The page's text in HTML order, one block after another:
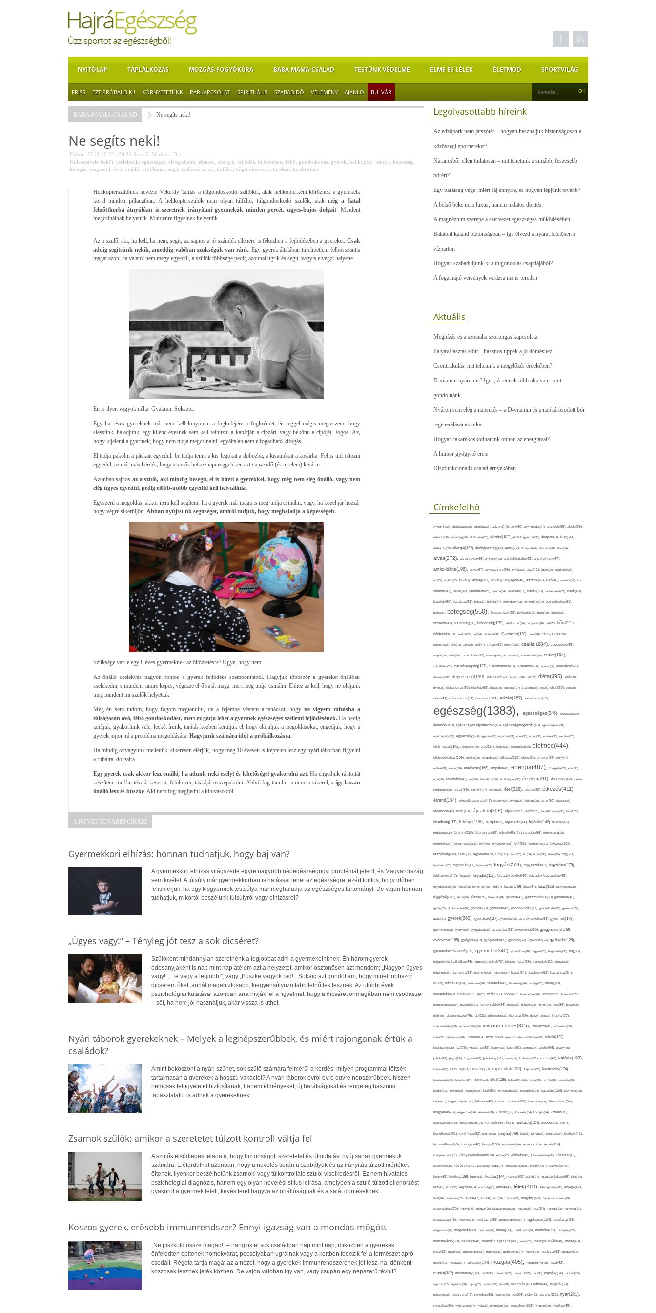
NYITÓLAP TÁPLÁLKOZÁS MOZGÁS-FOGYÓKÚRA BABA-MAMA-CSALÁD TESTÜNK VÉDELME ELME ÉS LÉLEK ÉLETMÓD SPORTVILÁG
FRISS EZT PRÓBÁLD KI! KÖRNYEZETÜNK PÁRKAPCSOLAT SPIRITUÁLIS SZABADIDŐ VÉLEMÉNY AJÁNLÓ BULVÁR
BABA-MAMA-CSALÁD Ne segíts neki!
Ne segíts neki!
Dátum: 2019.10.22., 20:20 Szerző: Martinka Dia
Kulcsszavak: beköt, cselekszik egészséges, elfogadható elpakol energia fejlődés, felbosszant, féltő gondolkodás, gyerek helikopter, irányít, képesség
kifogás, megtanul óvó önálló probléma. segít, szellemi szülő túlféltő túlgondoskodó türelem türelmetlen
Helikopterszülőnek nevezte Vekerdy Tamás a túlgondoskodó szülőket, akik helikopterként köröznek a gyerekeik
körül minden pillanatban. A helikopterszülők nem olyan túlféltő, túlgondoskodó szülők, akik még a fiatal
felnőttkorba átnyúlóan is szeretnék irányítani gyermekük minden percét, ügyes-bajos dolgait . Mindent
megcsinálnak helyettük. Mindenre figyelnek helyettük.
Az a szülő, aki, ha kell, ha nem, segít, az sajnos a jó szándék ellenére is fékezheti a fejlődésében a gyereket. Csak
addig segítsünk nekik, ameddig valóban szükségük van ránk.Egy gyerek általában türelmetlen, felbosszantja
magát azon, ha valami nem megy egyedül, a szülők többsége pedig azonnal ugrik és segít, vagyis elvégzi helyette.
Én is ilyen vagyok néha. Gyakran. Sokszor.
Egy hat éves gyereknek már nem kell kinyomni a fogkeféjére a fogkrémet, én reggel mégis megteszem, hogy
siessünk, haladjunk, egy kilenc évesnek sem kell felhúzni a kabátján a cipzárt, vagy bekötni a cipőjét. Jogos. Az,
hogy kijelenti a gyermek, hogy nem tudja megcsinálni, egyáltalán nem elfogadható kifogás.
El tudja pakolni a játékait egyedül, be tudja tenni a kis legokat a dobozba, a kisautókat a kosárba. Fel is tud öltözni
egyedül, az már más kérdés, hogy a sietős hétköznapi reggeleken ezt van-e idő (és türelem) kivárni.
Azonban sajnos az a szülő, aki mindig besegít, el is hiteti a gyerekkel, hogy még nem elég önálló, vagy nem
elég ügyes egyedül, pedig előbb-utóbb egyedül kell helytállnia.
Egyszerű a megoldás: akkor nem kell segíteni, ha a gyerek már maga is meg tudja csinálni, vagy, ha közel jár hozzá,
hogy végre sikerüljön. Abban nyújtsunk segítséget, amiről tudjuk, hogy meghaladja a képességeit.
Szüksége van-e egy 8 éves gyermeknek az öltöztetésre? Ugye, hogy nem.
Az önálló cselekvés nagyon fontos a gyerek fejlődése szempontjából. Hagyjuk többször a gyereket önállóan
cselekedni, s mindent, amire képes, végezze el ő saját maga, mert meg tudja csinálni. Ehhez az kell, hogy ne oldjunk
meg mindent mi szülők helyettük.
Még én sem tudom, hogy fogom megtanulni, de a fejembe véstem a tanácsot, hogyne vigyem túlzásba a
túlságosan óvó, féltő gondoskodást, mert ez gátja lehet a gyermek egészséges szellemi fejlődésének.Ha pedig
tanítjuk, gyakorlunk vele, leckét írunk, tanítás közben kerüljük el, hogy eláruljuk a megoldásokat, engedjük, hogy a
gyerek jöjjön rá a probléma megoldására. Hagyjunk számára időt a próbálkozásra.
Ha mindig ottvagyunk mellettük, sikeresen elérjük, hogy még 10 évesen is képtelen lesz egy nyári táborban figyelni
a ruháira, dolgaira.
Egy gyerek csak akkor lesz önálló, ha adunk neki esélyt és lehetőséget gyakorolni azt. Ha engedjük rántottát
készíteni, muffin tésztát keverni, felöltözni, táskáját összepakolni. Abból fog tanulni, ami nem sikerül, s így lassan
önálló lesz és büszke. Aki nem fog megijedni a kihívásoktól.
A ROVAT TOVÁBBI CIKKEI
Gyermekkori elhízás: honnan tudhatjuk, hogy baj van?
A gyermekkori elhízás világszerte egyre nagyobb népegészségügyi problémát jelent, és Magyarország
sem kivétel. A túlsúly már gyermekkorban is hatással lehet az egészségre, ezért fontos, hogy időben
felismerjük, ha egy kisgyermek testsúlya már meghaladja az egészséges tartományt. De vajon honnan
tudhatjuk, mikortól beszélünk túlsúlyról vagy elhízásról?
„Ügyes vagy!” – Tényleg jót tesz a sok dicséret?
Szülőként mindannyian szeretnénk a legjobbat adni a gyermekeinknek. Én három gyerek
édesanyjaként is nap mint nap átélem azt a helyzetet, amikor ösztönösen azt mondom: „Nagyon ügyes
vagy!”, „Te vagy a legjobb!”, vagy „Büszke vagyok rád!”. Sokáig azt gondoltam, hogy minél többször
dicsérem őket, annál magabiztosabb, kiegyensúlyozottabb felnőttek lesznek. Az utóbbi évek
pszichológiai kutatásai azonban arra hívják fel a figyelmet, hogy a dicséret önmagában nem csodaszer
– sőt, ha nem jól használjuk, akár vissza is üthet.
Nyári táborok gyerekeknek – Melyek a legnépszerűbbek, és miért rajonganak értük a
családok?
Amint beköszönt a nyári szünet, sok szülő számára felmerül a kérdés: milyen programmal töltsék
tartalmasan a gyerekek a hosszú vakációt? A nyári táborok évről évre egyre népszerűbbek, hiszen
nemcsak felügyeletet biztosítanak, hanem élményeket, új barátságokat és rengeteg hasznos
tapasztalatot is adnak a gyerekeknek.
Zsarnok szülők: amikor a szeretetet túlzott kontroll váltja fel
A szülők elsődleges feladata, hogy biztonságot, szeretetet és útmutatást nyújtsanak gyermekük
számára. Előfordulhat azonban, hogy a nevelés során a szabályok és az irányítás túlzott mértéket
öltenek. Ilyenkor beszélhetünk zsarnoki vagy túlkontrolláló szülői viselkedésről. Ez nem hivatalos
pszichológiai diagnózis, hanem egy olyan nevelési stílus leírása, amelyben a szülő túlzott ellenőrzést
gyakorol a gyermek felett, kevés teret hagyva az önállóságnak és a saját döntéseknek.
Koszos gyerek, erősebb immunrendszer? Ennyi igazság van a mondás mögött
„Ne piszkold össze magad!” – hangzik el sok családban nap mint nap, miközben a gyerekek
önfeledten építenek homokvárat, pocsolyában ugrálnak vagy a kertben fedezik fel a természet apró
csodáit. Régóta tartja magát az a nézet, hogy a gyerekek immunrendszerének jót tesz, ha időnként
koszosak lesznek játék közben. De vajon valóban így van, vagy csupán egy népszerű tévhit?
Legolvasottabb híreink
Az edzőpark nem játszótér – hogyan használjuk biztonságosan a
közösségi sporttereket?
Narancsbőr ellen tudatosan – mit tehetünk a simább, feszesebb
bőrért?
Egy barátság vége: miért fáj ennyire, és hogyan lépjünk tovább?
A belső béke nem luxus, hanem tudatos döntés
A magnézium szerepe a szervezet egészséges működésében
Balatoni kaland biztonságban – így élvezd a nyarat felelősen a
vízparton
Hogyan szabaduljunk ki a túlgondolás csapdájából?
A fogathajtó versenyek varázsa ma is töretlen
Aktuális
Meghízás és a szociális szorongás kapcsolata
Pályaválasztás előtt – hasznos tippek a jó döntéshez
Csontritkulás: mit tehetünk a megelőzés érdekében?
D-vitamin nyáron is? Igen, és ennek több oka van, mint
gondolnánk
Nyáron sem elég a napsütés – a D-vitamin és a napkárosodott bőr
regenerálásának titkai
Hogyan takarékoskodhatunk otthon az energiával?
A humor gyógyító ereje
Diszfunkcionális család árnyékában
Címkefelhő
A-vitamin(36), adalékanyag(28), adomány(26), advent(40), agy(80), agyműködés(27), ajándék(95), akció(39),
aktivitás(30), alapanyag(30), alkalmazás(28), alkohol(182), alkoholfogyasztás(36), állapot(43), állat(54),
állattartás(33), allergia(122), állóképesség(42), Alma(72), almaecet(26), aloe vera(33), álom(34),
alvás(272), alvászavar(66), aminosav(33), antibakteriális(42), antibiotikum(47),
antioxidáns(198), anya(67), anyagcsere(99), anyuka(27), apa(42), ápolás(29), applikáció(26),
arc(29), arcbőr(27), ásványi anyag(111), ásványi anyagok(40), asztma(47), autó(46), avokádó(36), B-
vitamin(41), baba(82), baktérium(89), balaton(34), baleset(51), banán(53), bántalmazás(24), barát(48),
barátok(50), barátság(58), béke(29), bélflóra(37), bélrendszer(33), bemelegítés(24), beszélgetés(61),
beteg(34), betegség(550), betegségek(39), bevásárlás(28), bicikli(25), biológia(25),
bizalom(41), biztonság(66), boldogság(125), bolt(31), bor(36), borogatás(28), böjt(27), bőr(221),
bőrápolás(70), brokkoli(29), buli(24), bűntudat(32), C-vitamin(120), cékla(28), cél(57), célok(30),
cigaretta(38), cikk(24), Cink(24), cipő(37), citrom(61), citromfű(26), család(284), csecsemő(45),
csípés(26), csoki(35), csokoládé(71), csomagolás(24), csont(33), csontritkulás(36), cukor(194),
cukorbeteg(25), cukorbetegség(137), cukormentes(69), D-vitamin(53), daganat(36), dekoráció(41),
demencia(34), depresszió(199), desszert(67), diagnózis(28), diák(24), diéta(395), dió(50),
divat(38), dohányzás(92), döntés(58), drága(26), duzzanat(27), E-vitamin(25), eb(26), ebéd(57), ecet(38),
édes(42), édesítőszer(43), édesség(141), edzés(267), edzőterem(42),
egészség(1383), egészséges(246), egészséges
életmód(100), egészséges táplálkozás(45), egészségmegőrzés(43), egészségtelen(32),
egészségügy(27), egyensúly(63), egyetem(30), egyszerű(31), éhes(30), éhség(38), éjszaka(33), ekcéma(26),
élelmiszer(142), elengedés(29), élet(114), életkor(30), életminőség(30), életmód(444),
életmódváltás(109), életvitel(28), elfogadás(30), elhízás(110), elme(93), élmény(55), előny(37),
elvárás(32), ember(38), emésztés(166), empátia(43), energia(487), Energiaital(29), eper(30),
erdő(36), eredmény(47), erő(36), érrendszer(36), érzékenység(36), érzelem(211), érzelmek(42), érzelmi
intelligencia(28), érzés(39), esemény(27), eszköz(28), étel(228), ételek(39), étkezés(411),
étrend(194), étrendkiegészítő(47), étterem(24), étvágy(34), Európa(28), evés(92), évszak(28),
facebook(42), fahéj(43), fájdalom(308), fájdalomcsillapító(39), fáradékonyság(30), fáradt(28),
fáradtság(117), fehérje(198), fejfájás(93), fejlesztés(44), fejlődés(142), feladat(46),
feldolgozás(24), félelem(115), felelősség(62), felnőtt(66), felszívódás(56), féltékenység(26),
feltöltődés(29), fenntarthatóság(29), fény(36), fényvédelem(28), férfi(86), fertőtlenítés(31), fertőzés(101),
feszültség(82), fiatal(39), figyelem(69), film(111), finom(26), fitt(34), fittség(34), fizikai(25), fog(51),
fogadalom(25), fogmosás(41), fogorvos(24), fogyás(279), fogyasztás(67), fogyókúra(178),
fokhagyma(47), folsav(25), folyadék(119), folyadékbevitel(40), folyadékfogyasztás(45),
folyadékpótlás(29), fontos(25), forralt bor(26), Föld(27), főzés(149), friss(44), futás(132), futóverseny(32),
függőség(112), fürdő(26), fűszer(79), fűszerek(28), gabona(42), gasztronómia(58), genetika(45),
glutén(32), gluténmentes(34), gomba(53), gondolat(43), gondolkodás(71), gondoskodás(33), gyakorlat(29),
gyász(31), gyerek(260), gyerekek(117), gyerekkor(32), gyereknevelés(83), gyermek(179),
gyermekkor(36), gyertya(28), gyógyászat(36), gyógyítás(69), gyógymód(50), gyógynövény(149),
gyógyszer(165), gyógytea(40), gyógyulás(85), gyomor(62), Gyömbér(66), gyulladás(126),
gyulladáscsökkentő(102), gyümölcs(340), gyümölcslé(28), hagyma(28), hagyomány(36), haj(85),
hajápolás(36), hajhullás(44), hajmosás(24), hal(70), hála(25), halál(39), hangulat(112), hányás(25),
hányinger(25), harmónia(69), hasmenés(35), hasznos(24), hatás(84), hatékony(52), házasság(64),
házi(27), háziállat(48), házimunka(28), háztartás(43), hétköznap(24), hétvége(25), hideg(80),
hidratálás(69), higiénia(52), hit(26), hízás(77), hobbi(62), home office(26), hormon(79), hormonok(25),
hormonrendszer(24), hozzáállás(31), hőmérséklet(44), hőség(36), hulladék(33), humor(24), hús(86), húsvét(36),
hűtő(30), idegrendszer(75), idő(111), időbeosztás(32), időjárás(69), idős(24), illat(30), illóolaj(77),
immunerősítés(30), immunerősítő(36), immunrendszer(315), influenza(45), információ(33),
inger(29), intelligencia(28), internet(64), inzulin(42), inzulinrezisztencia(35), írás(27), iskola(123),
iskolakezdés(25), ital(75), ivás(27), íz(39), izgalom(27), izom(91), izomzat(24), ízület(54), járvány(35),
játék(89), jóga(56), Joghurt(67), jótékony(41), kaland(28), kalcium(71), kálium(50), kalória(193),
kamasz(30), kamilla(41), Kánikula(59), kapcsolat(209), káposzta(24), karácsony(174),
karácsonyfa(25), karantén(34), káros(53), kávé(125), keksz(29), kellemetlen(29), kenyér(32), képesség(28),
kérdés(31), kerékpár(25), keringés(26), kert(52), kertészkedés(26), készülődés(24), kezelés(166), kézmosás(28),
kiégés(25), kiegyensúlyozott(26), kihívás(43), kikapcsolódás(106), kimerültség(31), kirándulás(84),
kisgyerek(45), kisgyermek(34), kismama(38), kitartás(50), kockázat(34), kocogás(24), koffein(76),
koleszterin(76), koleszterinszint(24), kollagén(54), kommunikáció(124), koncentráció(94),
konditerem(51), konfliktus(52), kontroll(28), konyha(149), kór(25), kórház(29), kórokozó(24), kortizol(41),
kozmetikum(40), köhögés(40), könyv(106), könyvajánló(24), köret(30), környezet(116),
környezetbarát(31), környezetvédelem(78), köröm(27), kötődés(49), következmény(33), közérzet(43),
közlekedés(26), közösség(71), közösségi média(27), közösségi oldal(38), kreatív(34), kreativitás(79),
krém(62), kritika(139), kultúra(36), kutatás(144), kutya(100), külföld(27), kütyü(33), lakás(65), látás(34),
láz(42), lazac(24), légzés(49), lehetőség(25), lekvár(41), lélek(408), lelki egészség(33), levegő(42),
levél(28), Levendula(32), leves(47), lista(32), liszt(36), macska(33), magány(42), magas vérnyomás(28),
magnézium(70), magvak(25), magyar(25), Magyarország(28), magzat(25), máj(60), mandula(33), marketing(31),
masszázs(45), medence(24), meditáció(89), megbetegedés(24), megelőzés(164), megfázás(89),
meglepetés(28), megoldás(89), melatonin(29), meleg(74), mellékhatás(24), memória(72), mennyiség(26),
menstruáció(50), mentális(48), mentális egészség(86), menü(28), méregtelenítés(48), mese(40),
méz(92), migrén(27), mindennapok(34), minőség(33), mobiltelefon(27), modern(24), módszer(68), mogyoró(31),
mosás(31), mosoly(27), motiváció(144), mozgás(405), mozgásforma(25), mozi(42),
munka(182), munkahely(92), műtét(38), művészet(29), nagyszülő(27), nap(35), napfény(54), napirend(35),
napozás(37), napsütés(38), naptej(32), narancs(27), nasi(31), nassolás(41), nátha(44), negatív(50),
nehézség(36), népszerű(42), nevelés(83), nevetés(30), nő(106), nők(42), növény(112), nyár(201),
nyaralás(90), nyári szünet(27), nyelv(26), nyomelem(33), nyugalom(102), nyugtató(29), nyújtás(45),